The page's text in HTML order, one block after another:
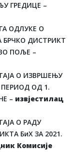
ГРЕДИЦЕ –
ОДЛУКЕ О
БРЧКО ДИСТРИКТ
ПОЉЕ –
О ИЗВРШЕЊУ
ПЕРИОД ОД 1.
– извјестилац
О РАДУ
БиХ ЗА 2021.
Комисије